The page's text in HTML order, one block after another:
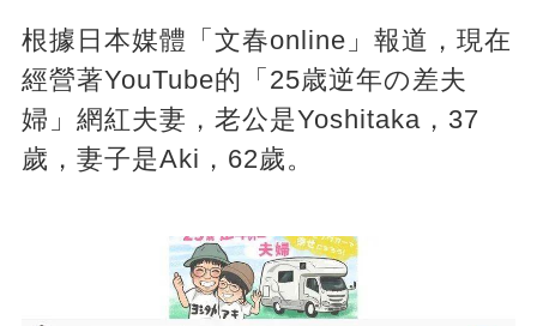
根據日本媒體「文春online」報道，現在
經營著YouTube的「25歳逆年の差夫
婦」網紅夫妻，老公是Yoshitaka，37
歲，妻子是Aki，62歲。